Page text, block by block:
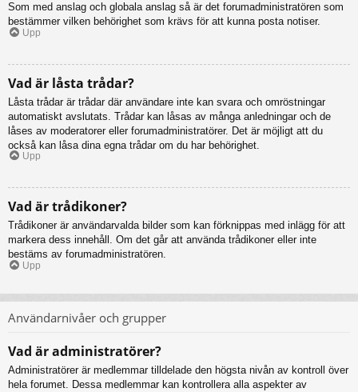
Som med anslag och globala anslag så är det forumadministratören som
bestämmer vilken behörighet som krävs för att kunna posta notiser.
Upp
Vad är låsta trådar?
Låsta trådar är trådar där användare inte kan svara och omröstningar
automatiskt avslutats. Trådar kan låsas av många anledningar och de
låses av moderatorer eller forumadministratörer. Det är möjligt att du
också kan låsa dina egna trådar om du har behörighet.
Upp
Vad är trådikoner?
Trådikoner är användarvalda bilder som kan förknippas med inlägg för att
markera dess innehåll. Om det går att använda trådikoner eller inte
bestäms av forumadministratören.
Upp
Användarnivåer och grupper
Vad är administratörer?
Administratörer är medlemmar tilldelade den högsta nivån av kontroll över
hela forumet. Dessa medlemmar kan kontrollera alla aspekter av